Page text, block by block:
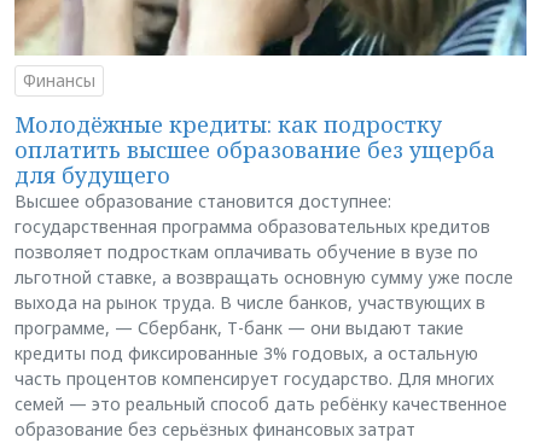
Финансы
Молодёжные кредиты: как подростку
оплатить высшее образование без ущерба
для будущего
Высшее образование становится доступнее:
государственная программа образовательных кредитов
позволяет подросткам оплачивать обучение в вузе по
льготной ставке, а возвращать основную сумму уже после
выхода на рынок труда. В числе банков, участвующих в
программе, — Сбербанк, Т-банк — они выдают такие
кредиты под фиксированные 3% годовых, а остальную
часть процентов компенсирует государство. Для многих
семей — это реальный способ дать ребёнку качественное
образование без серьёзных финансовых затрат